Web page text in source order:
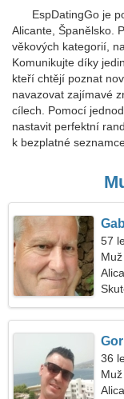
EspDatingGo je
Alicante, Španělsko.
věkových kategorií,
Komunikujte díky
kteří chtějí poznat
navazovat zajímavé
cílech. Pomocí
nastavit perfektní
k bezplatné
57
36